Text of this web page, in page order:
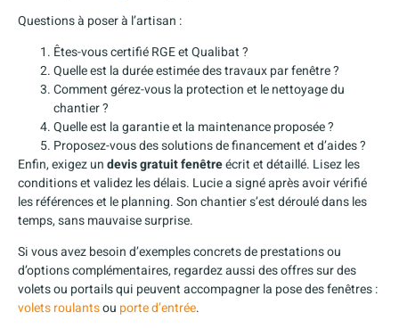
Questions à poser à l’artisan :
Êtes-vous certifié RGE et Qualibat ?
Quelle est la durée estimée des travaux par fenêtre ?
Comment gérez-vous la protection et le nettoyage du
chantier ?
Quelle est la garantie et la maintenance proposée ?
Proposez-vous des solutions de financement et d’aides ?
Enfin, exigez undevis gratuit fenêtreécrit et détaillé. Lisez les
conditions et validez les délais. Lucie a signé après avoir vérifié
les références et le planning. Son chantier s’est déroulé dans les
temps, sans mauvaise surprise.
Si vous avez besoin d’exemples concrets de prestations ou
d’options complémentaires, regardez aussi des offres sur des
volets ou portails qui peuvent accompagner la pose des fenêtres :
volets roulantsou porte d’entrée.